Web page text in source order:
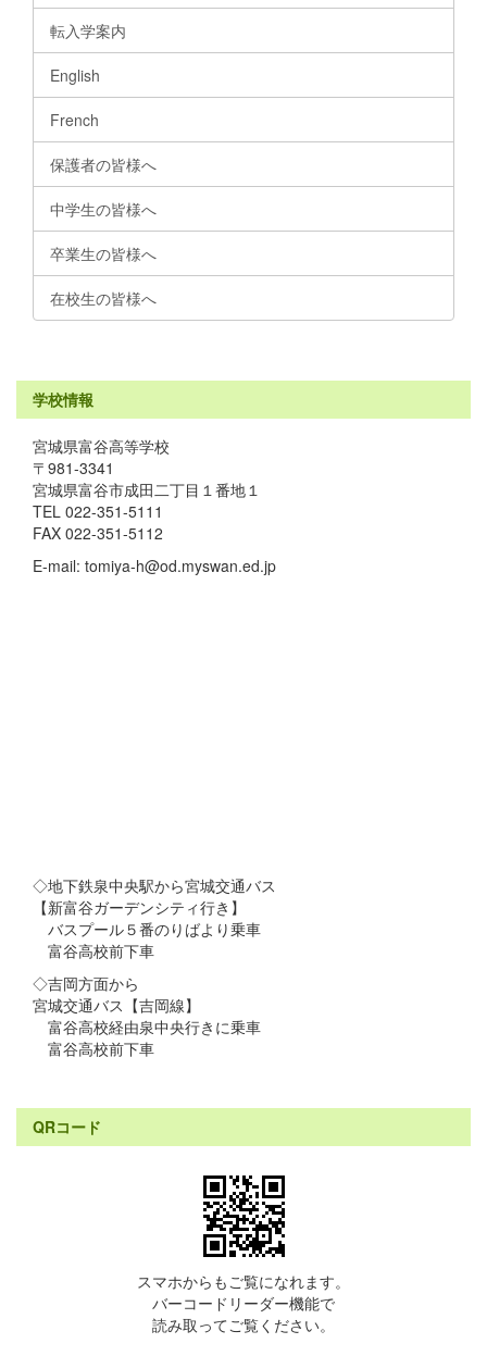
転入学案内
English
French
保護者の皆様へ
中学生の皆様へ
卒業生の皆様へ
在校生の皆様へ
学校情報
宮城県富谷高等学校
〒981-3341
宮城県富谷市成田二丁目１番地１
TEL 022-351-5111
FAX 022-351-5112
E-mail: tomiya-h@od.myswan.ed.jp
◇地下鉄泉中央駅から宮城交通バス
【新富谷ガーデンシティ行き】
バスプール５番のりばより乗車
富谷高校前下車
◇吉岡方面から
宮城交通バス【吉岡線】
富谷高校経由泉中央行きに乗車
富谷高校前下車
QRコード
スマホからもご覧になれます。
バーコードリーダー機能で
読み取ってご覧ください。